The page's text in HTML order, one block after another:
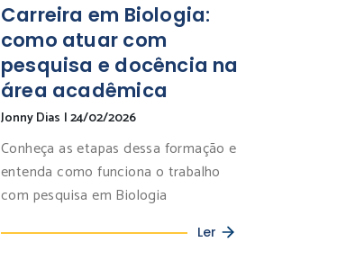
Carreira em Biologia:
como atuar com
pesquisa e docência na
área acadêmica
Jonny Dias |24/02/2026
Conheça as etapas dessa formação e
entenda como funciona o trabalho
com pesquisa em Biologia
Ler